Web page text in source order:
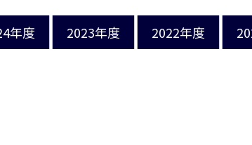
年度 2023年度 2022年度